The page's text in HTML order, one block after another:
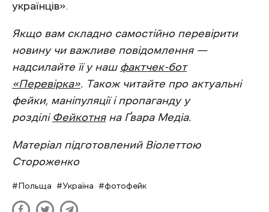
українців».
Якщо вам складно самостійно перевірити
новину чи важливе повідомлення —
надсилайте її у наш фактчек-бот
«Перевірка». Також читайте про актуальні
фейки, маніпуляції і пропаганду у
розділі Фейкотняна Ґвара Медіа.
Матеріал підготовлений Віолеттою
Стороженко
Польща Україна фотофейк